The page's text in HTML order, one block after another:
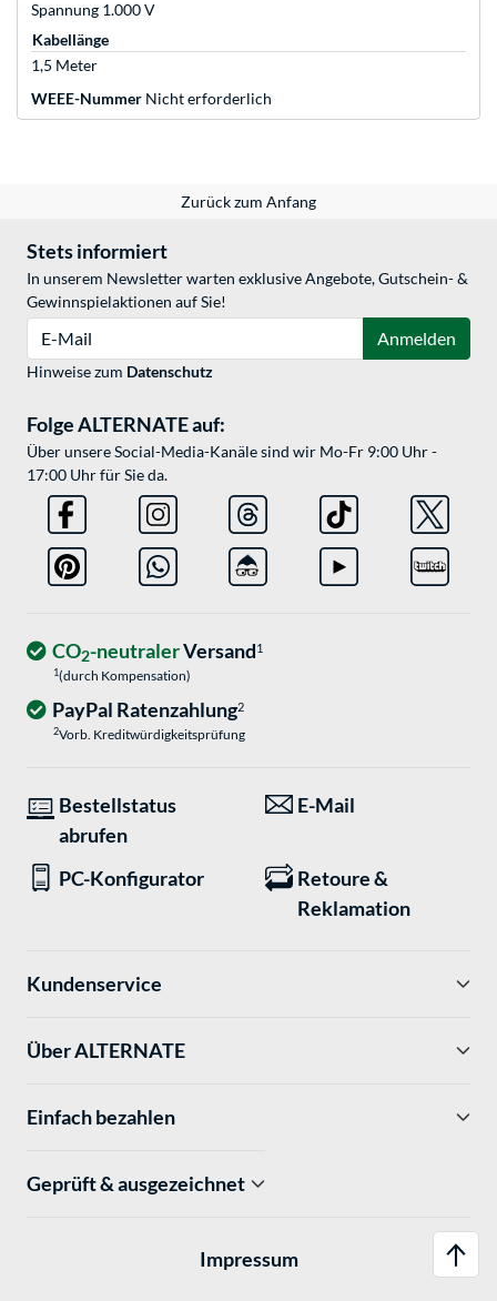
Spannung 1.000 V
Kabellänge
1,5 Meter
WEEE-Nummer Nicht erforderlich
Zurück zum Anfang
Stets informiert
In unserem Newsletter warten exklusive Angebote, Gutschein- &
Gewinnspielaktionen auf Sie!
Anmelden
Hinweise zum Datenschutz
Folge ALTERNATE auf:
Über unsere Social-Media-Kanäle sind wir Mo-Fr 9:00 Uhr -
17:00 Uhr für Sie da.
CO2-neutralerVersand1
1(durch Kompensation)
PayPal Ratenzahlung2
2Vorb. Kreditwürdigkeitsprüfung
Bestellstatus
abrufen
E-Mail
PC-Konfigurator
Retoure &
Reklamation
Kundenservice
Über ALTERNATE
Einfach bezahlen
Geprüft & ausgezeichnet
Impressum